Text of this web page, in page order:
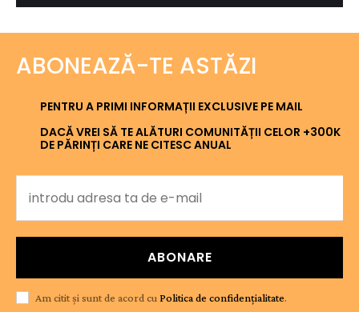
ABONEAZĂ-TE ASTĂZI
PENTRU A PRIMI INFORMAȚII EXCLUSIVE PE MAIL
DACĂ VREI SĂ TE ALĂTURI COMUNITĂȚII CELOR +300K
DE PĂRINȚI CARE NE CITESC ANUAL
ABONARE
Am citit și sunt de acord cu Politica de confidențialitate.